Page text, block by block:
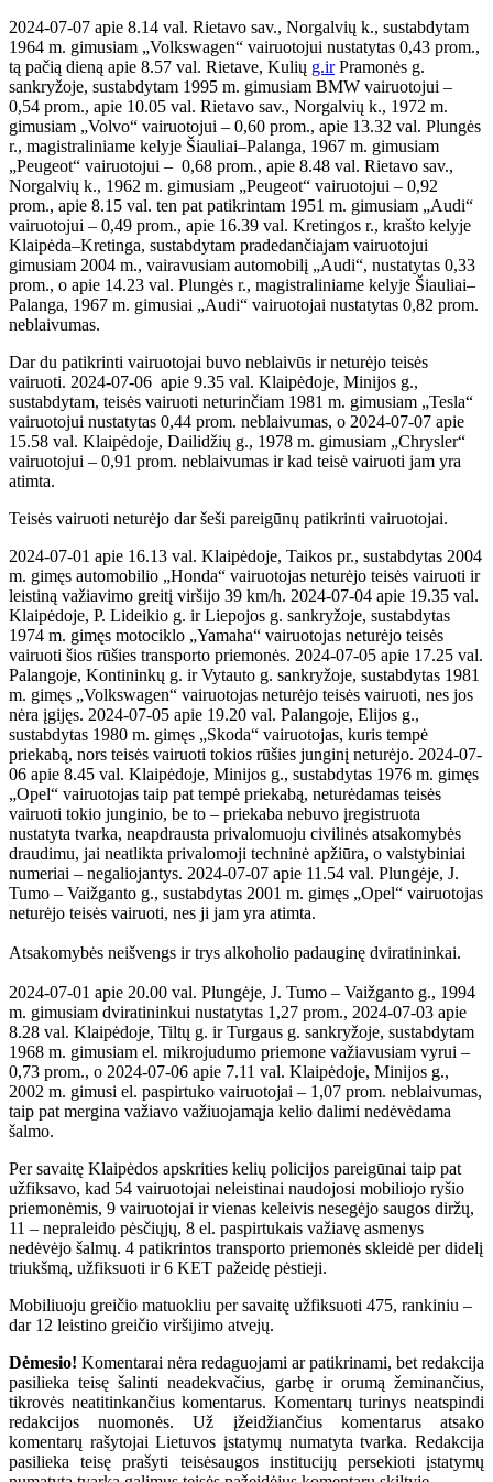
2024-07-07 apie 8.14 val. Rietavo sav., Norgalvių k., sustabdytam
1964 m. gimusiam „Volkswagen“ vairuotojui nustatytas 0,43 prom.,
tą pačią dieną apie 8.57 val. Rietave, Kulių g.irPramonės g.
sankryžoje, sustabdytam 1995 m. gimusiam BMW vairuotojui –
0,54 prom., apie 10.05 val. Rietavo sav., Norgalvių k., 1972 m.
gimusiam „Volvo“ vairuotojui – 0,60 prom., apie 13.32 val. Plungės
r., magistraliniame kelyje Šiauliai–Palanga, 1967 m. gimusiam
„Peugeot“ vairuotojui – 0,68 prom., apie 8.48 val. Rietavo sav.,
Norgalvių k., 1962 m. gimusiam „Peugeot“ vairuotojui – 0,92
prom., apie 8.15 val. ten pat patikrintam 1951 m. gimusiam „Audi“
vairuotojui – 0,49 prom., apie 16.39 val. Kretingos r., krašto kelyje
Klaipėda–Kretinga, sustabdytam pradedančiajam vairuotojui
gimusiam 2004 m., vairavusiam automobilį „Audi“, nustatytas 0,33
prom., o apie 14.23 val. Plungės r., magistraliniame kelyje Šiauliai–
Palanga, 1967 m. gimusiai „Audi“ vairuotojai nustatytas 0,82 prom.
neblaivumas.
Dar du patikrinti vairuotojai buvo neblaivūs ir neturėjo teisės
vairuoti. 2024-07-06 apie 9.35 val. Klaipėdoje, Minijos g.,
sustabdytam, teisės vairuoti neturinčiam 1981 m. gimusiam „Tesla“
vairuotojui nustatytas 0,44 prom. neblaivumas, o 2024-07-07 apie
15.58 val. Klaipėdoje, Dailidžių g., 1978 m. gimusiam „Chrysler“
vairuotojui – 0,91 prom. neblaivumas ir kad teisė vairuoti jam yra
atimta.
Teisės vairuoti neturėjo dar šeši pareigūnų patikrinti vairuotojai.
2024-07-01 apie 16.13 val. Klaipėdoje, Taikos pr., sustabdytas 2004
m. gimęs automobilio „Honda“ vairuotojas neturėjo teisės vairuoti ir
leistiną važiavimo greitį viršijo 39 km/h. 2024-07-04 apie 19.35 val.
Klaipėdoje, P. Lideikio g. ir Liepojos g. sankryžoje, sustabdytas
1974 m. gimęs motociklo „Yamaha“ vairuotojas neturėjo teisės
vairuoti šios rūšies transporto priemonės. 2024-07-05 apie 17.25 val.
Palangoje, Kontininkų g. ir Vytauto g. sankryžoje, sustabdytas 1981
m. gimęs „Volkswagen“ vairuotojas neturėjo teisės vairuoti, nes jos
nėra įgijęs. 2024-07-05 apie 19.20 val. Palangoje, Elijos g.,
sustabdytas 1980 m. gimęs „Skoda“ vairuotojas, kuris tempė
priekabą, nors teisės vairuoti tokios rūšies junginį neturėjo. 2024-07-
06 apie 8.45 val. Klaipėdoje, Minijos g., sustabdytas 1976 m. gimęs
„Opel“ vairuotojas taip pat tempė priekabą, neturėdamas teisės
vairuoti tokio junginio, be to – priekaba nebuvo įregistruota
nustatyta tvarka, neapdrausta privalomuoju civilinės atsakomybės
draudimu, jai neatlikta privalomoji techninė apžiūra, o valstybiniai
numeriai – negaliojantys. 2024-07-07 apie 11.54 val. Plungėje, J.
Tumo – Vaižganto g., sustabdytas 2001 m. gimęs „Opel“ vairuotojas
neturėjo teisės vairuoti, nes ji jam yra atimta.
Atsakomybės neišvengs ir trys alkoholio padauginę dviratininkai.
2024-07-01 apie 20.00 val. Plungėje, J. Tumo – Vaižganto g., 1994
m. gimusiam dviratininkui nustatytas 1,27 prom., 2024-07-03 apie
8.28 val. Klaipėdoje, Tiltų g. ir Turgaus g. sankryžoje, sustabdytam
1968 m. gimusiam el. mikrojudumo priemone važiavusiam vyrui –
0,73 prom., o 2024-07-06 apie 7.11 val. Klaipėdoje, Minijos g.,
2002 m. gimusi el. paspirtuko vairuotojai – 1,07 prom. neblaivumas,
taip pat mergina važiavo važiuojamąja kelio dalimi nedėvėdama
šalmo.
Per savaitę Klaipėdos apskrities kelių policijos pareigūnai taip pat
užfiksavo, kad 54 vairuotojai neleistinai naudojosi mobiliojo ryšio
priemonėmis, 9 vairuotojai ir vienas keleivis nesegėjo saugos diržų,
11 – nepraleido pėsčiųjų, 8 el. paspirtukais važiavę asmenys
nedėvėjo šalmų. 4 patikrintos transporto priemonės skleidė per didelį
triukšmą, užfiksuoti ir 6 KET pažeidę pėstieji.
Mobiliuoju greičio matuokliu per savaitę užfiksuoti 475, rankiniu –
dar 12 leistino greičio viršijimo atvejų.
Dėmesio! Komentarai nėra redaguojami ar patikrinami, bet redakcija
pasilieka teisę šalinti neadekvačius, garbę ir orumą žeminančius,
tikrovės neatitinkančius komentarus. Komentarų turinys neatspindi
redakcijos nuomonės. Už įžeidžiančius komentarus atsako
komentarų rašytojai Lietuvos įstatymų numatyta tvarka. Redakcija
pasilieka teisę prašyti teisėsaugos institucijų persekioti įstatymų